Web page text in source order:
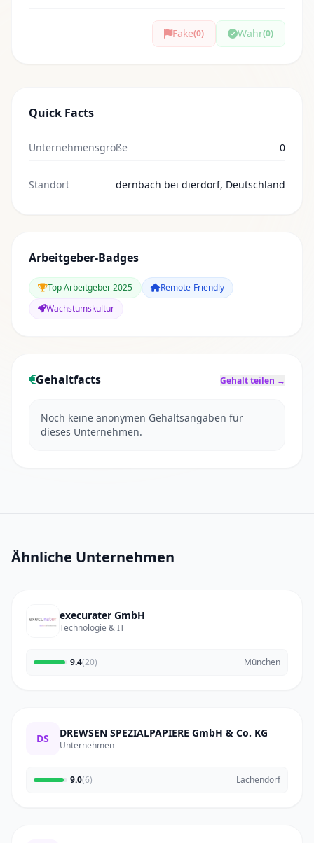
Fake(0) Wahr(0)
Quick Facts
Unternehmensgröße 0
Standort dernbach bei dierdorf, Deutschland
Arbeitgeber-Badges
Top Arbeitgeber 2025
Remote-Friendly
Wachstumskultur
Gehaltfacts Gehalt teilen →
Noch keine anonymen Gehaltsangaben für
dieses Unternehmen.
Ähnliche Unternehmen
execurater GmbH
Technologie & IT
9.4(20) München
DS DREWSEN SPEZIALPAPIERE GmbH & Co. KG
Unternehmen
9.0(6) Lachendorf